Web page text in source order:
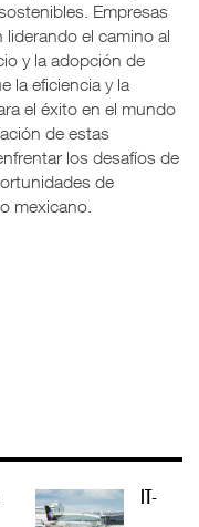
Empresas
el camino al
y la adopción de
la eficiencia y la
el éxito en el mundo
de estas
los desafíos de
de
mexicano.
IT-